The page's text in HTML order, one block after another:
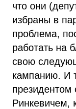
что они
избраны в
проблема,
работать на
свою
кампанию. И
президентом
Ринкевичем,